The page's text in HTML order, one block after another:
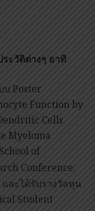
ระวัติต่างๆ อาทิ
บ Poster
Function by
Cells
Myeloma
of
Conference:
ละได้รับรางวัลทุน
Student